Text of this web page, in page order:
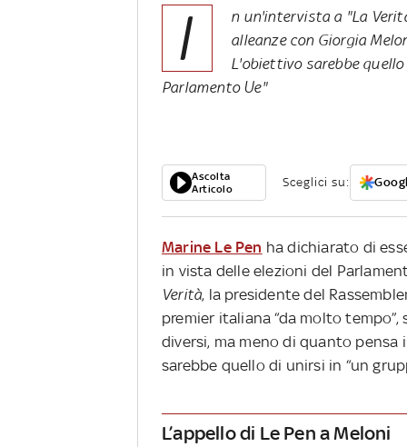
I
n un'intervista a "La
alleanze con Giorgia
L'obiettivo sarebbe
Parlamento Ue"
Ascolta
Articolo
Sceglici su:
Marine Le Pen ha dichiarato di
in vista delle elezioni del
Verità, la presidente del
premier italiana “da molto
diversi, ma meno di quanto pensa
sarebbe quello di unirsi in “un
L’appello di Le Pen a Meloni